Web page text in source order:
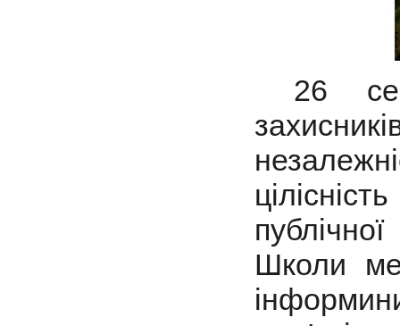
26
Школи